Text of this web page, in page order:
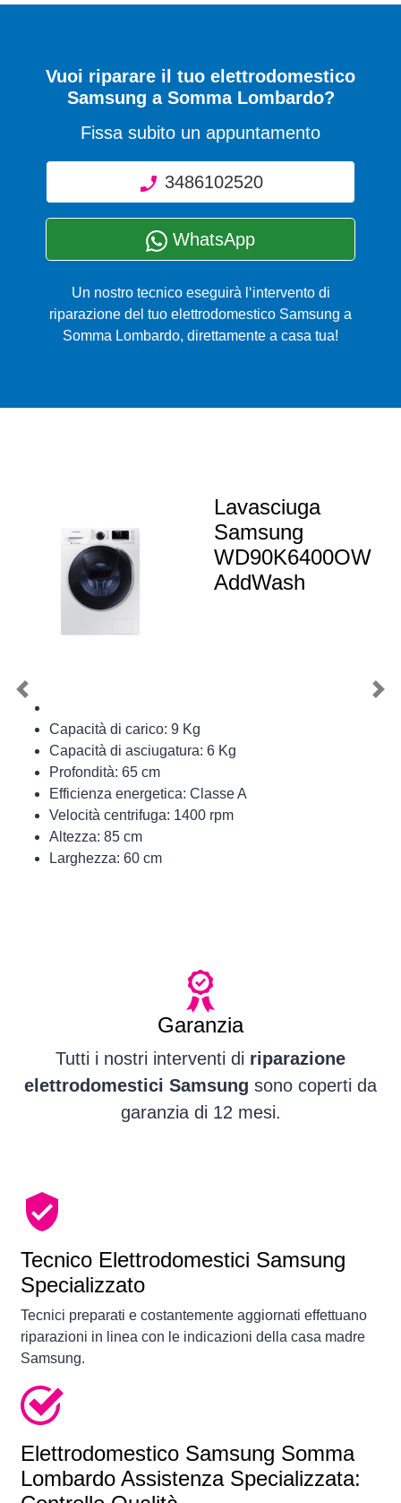
Vuoi riparare il tuo elettrodomestico
Samsung a Somma Lombardo?
Fissa subito un appuntamento
3486102520
WhatsApp
Un nostro tecnico eseguirà l‘intervento di
riparazione del tuo elettrodomestico Samsung a
Somma Lombardo, direttamente a casa tua!
Lavasciuga
Samsung
WD90K6400OW
AddWash
Capacità di carico: 9 Kg
Capacità di asciugatura: 6 Kg
Profondità: 65 cm
Efficienza energetica: Classe A
Velocità centrifuga: 1400 rpm
Altezza: 85 cm
Larghezza: 60 cm
Previous
Garanzia
Tutti i nostri interventi di riparazione
elettrodomestici Samsung sono coperti da
garanzia di 12 mesi.
Tecnico Elettrodomestici Samsung
Specializzato
Tecnici preparati e costantemente aggiornati effettuano
riparazioni in linea con le indicazioni della casa madre
Samsung.
Elettrodomestico Samsung Somma
Lombardo Assistenza Specializzata: